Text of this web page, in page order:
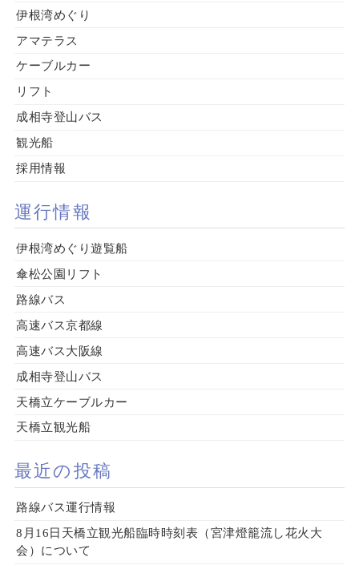
伊根湾めぐり
アマテラス
ケーブルカー
リフト
成相寺登山バス
観光船
採用情報
運行情報
伊根湾めぐり遊覧船
傘松公園リフト
路線バス
高速バス京都線
高速バス大阪線
成相寺登山バス
天橋立ケーブルカー
天橋立観光船
最近の投稿
路線バス運行情報
8月16日天橋立観光船臨時時刻表（宮津燈籠流し花火大
会）について